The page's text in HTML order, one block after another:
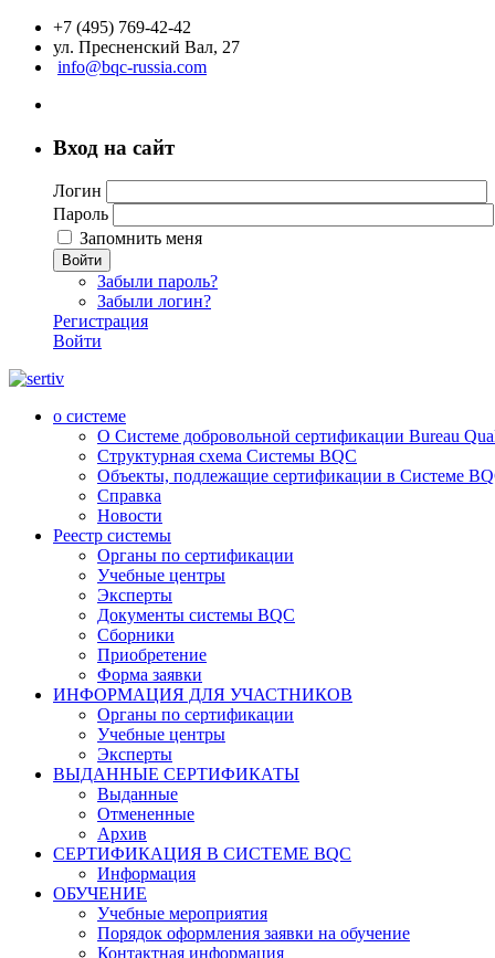
+7 (495) 769-42-42
ул. Пресненский Вал, 27
info@bqc-russia.com
Вход на сайт
Логин
Пароль
Запомнить меня
Войти
Забыли пароль?
Забыли логин?
Регистрация
Войти
о системе
О Системе добровольной сертификации Bureau
Структурная схема Системы BQC
Объекты, подлежащие сертификации в Системе
Справка
Новости
Реестр системы
Органы по сертификации
Учебные центры
Эксперты
Документы системы BQC
Сборники
Приобретение
Форма заявки
ИНФОРМАЦИЯ ДЛЯ УЧАСТНИКОВ
Органы по сертификации
Учебные центры
Эксперты
ВЫДАННЫЕ СЕРТИФИКАТЫ
Выданные
Отмененные
Архив
СЕРТИФИКАЦИЯ В СИСТЕМЕ BQC
Информация
ОБУЧЕНИЕ
Учебные мероприятия
Порядок оформления заявки на обучение
Контактная информация